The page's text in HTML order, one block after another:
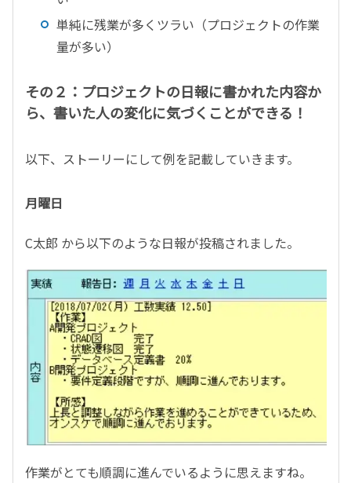
単純に残業が多くツラい（プロジェクトの作業
量が多い）
その２：プロジェクトの日報に書かれた内容か
ら、書いた人の変化に気づくことができる！
以下、ストーリーにして例を記載していきます。
月曜日
C太郎 から以下のような日報が投稿されました。
作業がとても順調に進んでいるように思えますね。